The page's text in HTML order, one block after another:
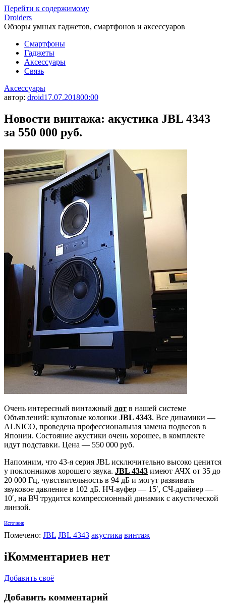
Перейти к содержимому
Droiders
Обзоры умных гаджетов, смартфонов и аксессуаров
Смартфоны
Гаджеты
Аксессуары
Связь
Аксессуары
автор: droid17.07.201800:00
Новости винтажа: акустика JBL 4343
за 550 000 руб.
Очень интересный винтажный лот в нашей системе
Объявлений: культовые колонки JBL 4343. Все динамики —
ALNICO, проведена профессиональная замена подвесов в
Японии. Состояние акустики очень хорошее, в комплекте
идут подставки. Цена — 550 000 руб.
Напомним, что 43-я серия JBL исключительно высоко ценится
у поклонников хорошего звука. JBL 4343 имеют АЧХ от 35 до
20 000 Гц, чувствительность в 94 дБ и могут развивать
звуковое давление в 102 дБ. НЧ-вуфер — 15′, СЧ-драйвер —
10′, на ВЧ трудится компрессионный динамик с акустической
линзой.
Источник
Помечено: JBL JBL 4343 акустика винтаж
iКомментариев нет
Добавить своё
Добавить комментарий